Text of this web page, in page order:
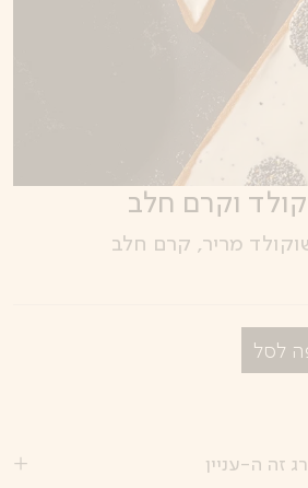
וקרם חלב
מריר, קרם חלב
לסל
זה ה-עניין